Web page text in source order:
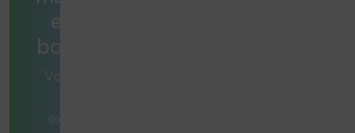
est la
bonne ?
Vous avez
exigence